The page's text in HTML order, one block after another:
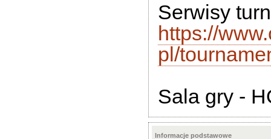
Serwisy
https://
pl/
Sala gry -
Informacje podstawowe